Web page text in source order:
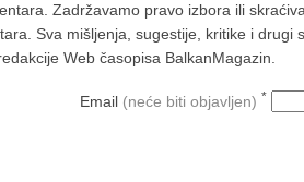
Zadržavamo pravo izbora ili
Sva mišljenja, sugestije, kritike i drugi
Web časopisa BalkanMagazin.
Email (neće biti objavljen) *